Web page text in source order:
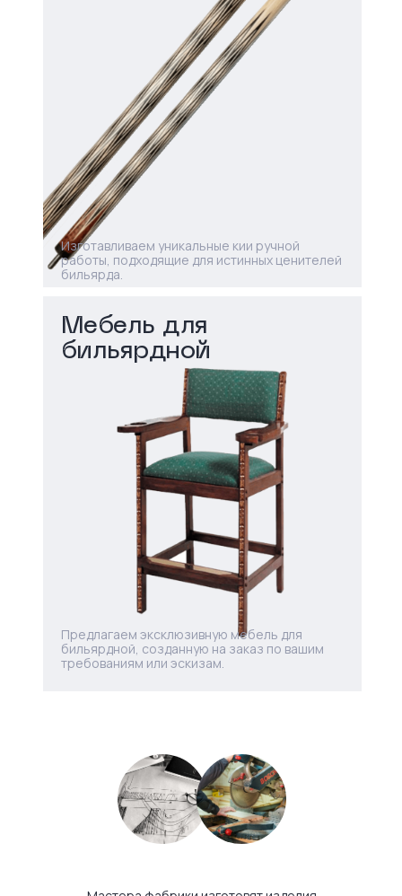
Изготавливаем уникальные кии ручной
работы, подходящие для истинных ценителей
бильярда.
Предлагаем эксклюзивную мебель для
бильярдной, созданную на заказ по вашим
требованиям или эскизам.
Мебель для
бильярдной